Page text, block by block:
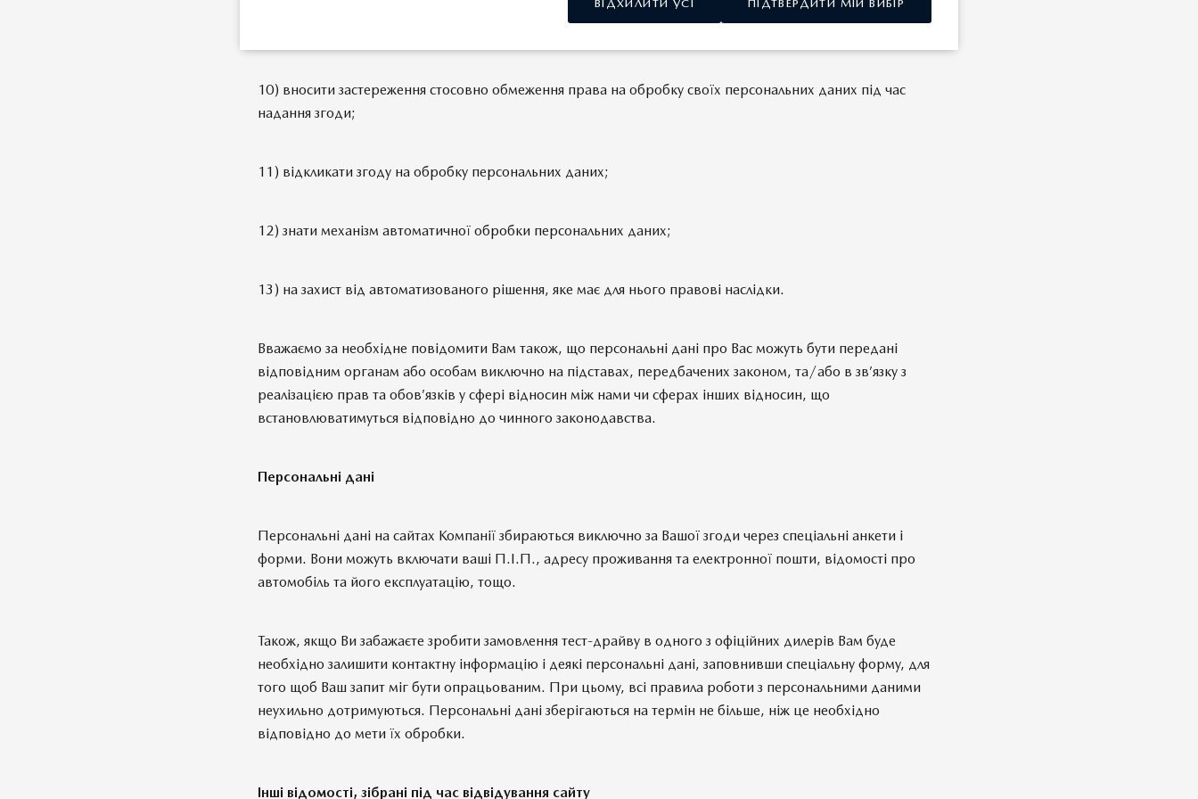
9) застосовувати засоби правового захисту в разі порушення законодавства про захист персональних
10) вносити застереження стосовно обмеження права на обробку своїх персональних даних під час
надання згоди;
11) відкликати згоду на обробку персональних даних;
12) знати механізм автоматичної обробки персональних даних;
13) на захист від автоматизованого рішення, яке має для нього правові наслідки.
Вважаємо за необхідне повідомити Вам також, що персональні дані про Вас можуть бути передані
відповідним органам або особам виключно на підставах, передбачених законом, та/або в зв’язку з
реалізацією прав та обов’язків у сфері відносин між нами чи сферах інших відносин, що
встановлюватимуться відповідно до чинного законодавства.
Персональні дані
Персональні дані на сайтах Компанії збираються виключно за Вашої згоди через спеціальні анкети і
форми. Вони можуть включати ваші П.І.П., адресу проживання та електронної пошти, відомості про
автомобіль та його експлуатацію, тощо.
Також, якщо Ви забажаєте зробити замовлення тест-драйву в одного з офіційних дилерів Вам буде
необхідно залишити контактну інформацію і деякі персональні дані, заповнивши спеціальну форму, для
того щоб Ваш запит міг бути опрацьованим. При цьому, всі правила роботи з персональними даними
неухильно дотримуються. Персональні дані зберігаються на термін не більше, ніж це необхідно
відповідно до мети їх обробки.
Інші відомості, зібрані під час відвідування сайту
ВІДХИЛИТИ УСІ ПІДТВЕРДИТИ МІЙ ВИБІР